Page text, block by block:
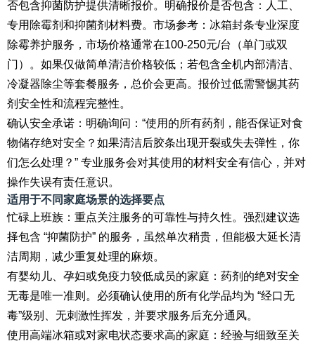
否包含抑菌防护提供清晰报价。明确报价是否包含：人工、
专用除霉剂和抑菌剂材料费。市场参考：冰箱封条专业深度
除霉养护服务，市场价格通常在100-250元/台（单门或双
门）。如果仅做简单清洁价格较低；若包含全机内部清洁、
冷凝器除尘等套餐服务，总价会更高。报价过低需警惕其药
剂安全性和流程完整性。
确认安全承诺：明确询问：“使用的所有药剂，能否保证对食
物储存绝对安全？如果清洁后胶条出现开裂或失去弹性，你
们怎么处理？” 专业服务会对其使用的材料安全有信心，并对
操作失误有责任意识。
适用于不同家庭场景的选择要点
忙碌上班族：重点关注服务的可靠性与持久性。强烈建议选
择包含 “抑菌防护” 的服务，虽然单次稍贵，但能极大延长清
洁周期，减少重复处理的麻烦。
有婴幼儿、孕妇或免疫力较低成员的家庭：药剂的绝对安全
无毒是唯一准则。必须确认使用的所有化学品均为 “经口无
毒”级别、无刺激性挥发，并要求服务后充分通风。
使用高端冰箱或对家电状态要求高的家庭：经验与细致至关